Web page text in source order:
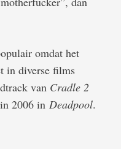
omdat het
in diverse films
van Cradle 2
2006 in Deadpool.